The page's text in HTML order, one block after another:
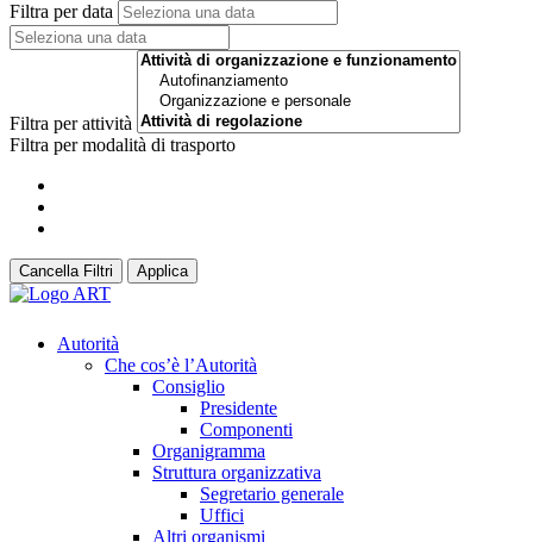
Filtra per data
Filtra per attività
Filtra per modalità di trasporto
Cancella Filtri Applica
Autorità
Che cos’è l’Autorità
Consiglio
Presidente
Componenti
Organigramma
Struttura organizzativa
Segretario generale
Uffici
Altri organismi